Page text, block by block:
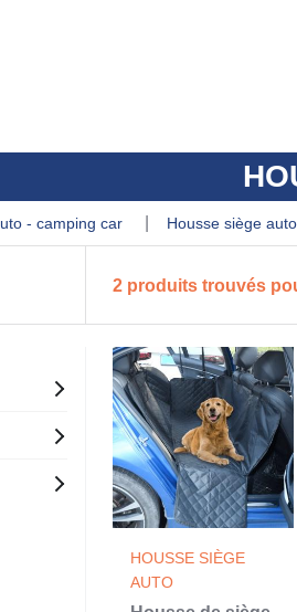
- camping car housse siège auto
2 produits trouvés
HOUSSE SIÈGE
AUTO